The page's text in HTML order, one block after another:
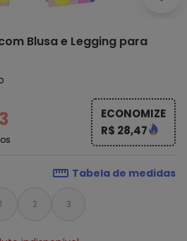
Blusa e Legging para
ECONOMIZE
R$ 28,47
Tabela de medidas
1 2 3